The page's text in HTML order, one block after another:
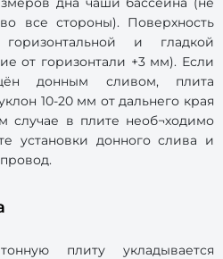
все стороны). Поверхность
и гладкой
от горизонтали +3 мм). Если
донным сливом, плита
10-20 мм от дальнего края
случае в плите необ¬ходимо
установки донного слива и
плиту укладывается